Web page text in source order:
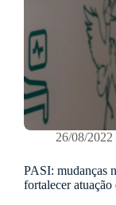
26/08/2022
PASI: mudanças
fortalecer